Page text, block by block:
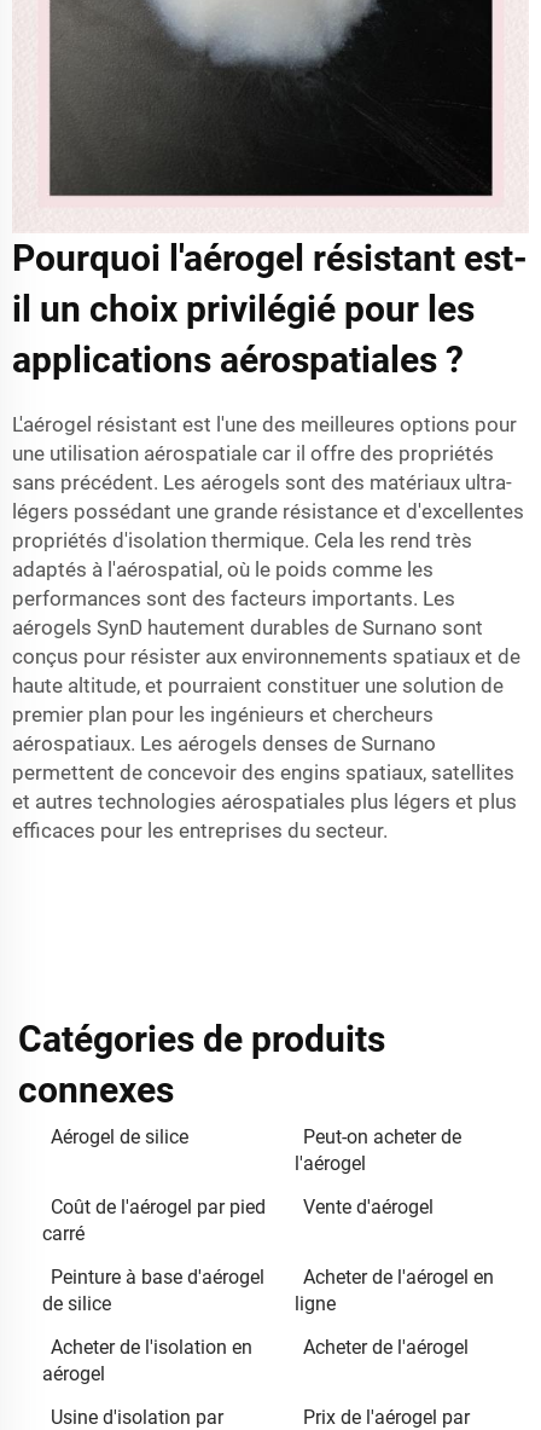
Pourquoi l'aérogel résistant est-
il un choix privilégié pour les
applications aérospatiales ?
L'aérogel résistant est l'une des meilleures options pour
une utilisation aérospatiale car il offre des propriétés
sans précédent. Les aérogels sont des matériaux ultra-
légers possédant une grande résistance et d'excellentes
propriétés d'isolation thermique. Cela les rend très
adaptés à l'aérospatial, où le poids comme les
performances sont des facteurs importants. Les
aérogels SynD hautement durables de Surnano sont
conçus pour résister aux environnements spatiaux et de
haute altitude, et pourraient constituer une solution de
premier plan pour les ingénieurs et chercheurs
aérospatiaux. Les aérogels denses de Surnano
permettent de concevoir des engins spatiaux, satellites
et autres technologies aérospatiales plus légers et plus
efficaces pour les entreprises du secteur.
Catégories de produits
connexes
Aérogel de silice
Peut-on acheter de
l'aérogel
Coût de l'aérogel par pied
carré
Vente d'aérogel
Peinture à base d'aérogel
de silice
Acheter de l'aérogel en
ligne
Acheter de l'isolation en
aérogel
Acheter de l'aérogel
Usine d'isolation par
Prix de l'aérogel par